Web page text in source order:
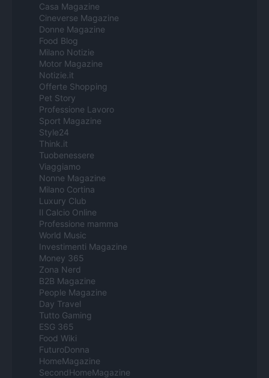
Casa Magazine
Cineverse Magazine
Donne Magazine
Food Blog
Milano Notizie
Motor Magazine
Notizie.it
Offerte Shopping
Pet Story
Professione Lavoro
Sport Magazine
Style24
Think.it
Tuobenessere
Viaggiamo
Nonne Magazine
Milano Cortina
Luxury Club
Il Calcio Online
Professione mamma
World Music
Investimenti Magazine
Money 365
Zona Nerd
B2B Magazine
People Magazine
Day Travel
Tutto Gaming
ESG 365
Food Wiki
FuturoDonna
HomeMagazine
SecondHomeMagazine